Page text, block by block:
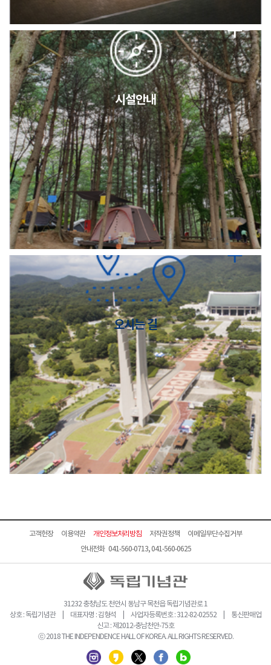
시설안내
오시는 길
고객헌장 이용약관 개인정보처리방침 저작권정책
이메일무단수집거부
안내전화 041-560-0713, 041-560-0625
31232 충청남도 천안시 동남구 목천읍 독립기념관로 1
상호 : 독립기념관 | 대표자명 : 김형석 | 사업자등록번호 : 312-82-02552 | 통신판매업
신고 : 제2012-충남천안-75호
ⓒ 2018 THE INDEPENDENCE HALL OF KOREA. ALL RIGHTS RESERVED.